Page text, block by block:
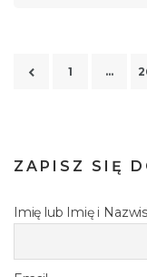
1 …
ZAPISZ SIĘ
Imię lub Imię i